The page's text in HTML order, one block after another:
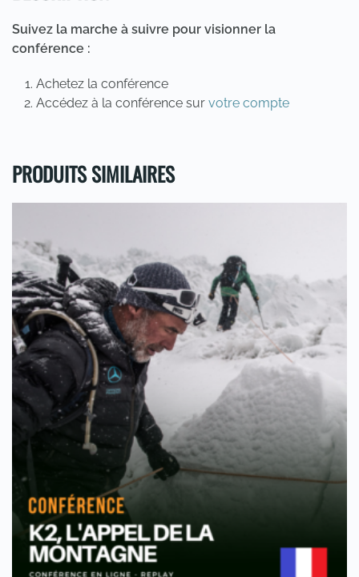
(EN)
Suivez la marche à suivre pour visionner la
conférence :
Achetez la conférence
Accédez à la conférence sur votre compte
PRODUITS SIMILAIRES